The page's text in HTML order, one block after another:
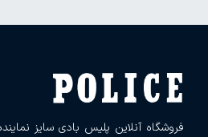
فروشگاه آنلاین پلیس بادی سایز